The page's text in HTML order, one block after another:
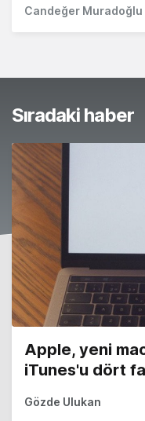
Candeğer Muradoğlu
Sıradaki haber
Apple, yeni
iTunes'u dört
Gözde Ulukan